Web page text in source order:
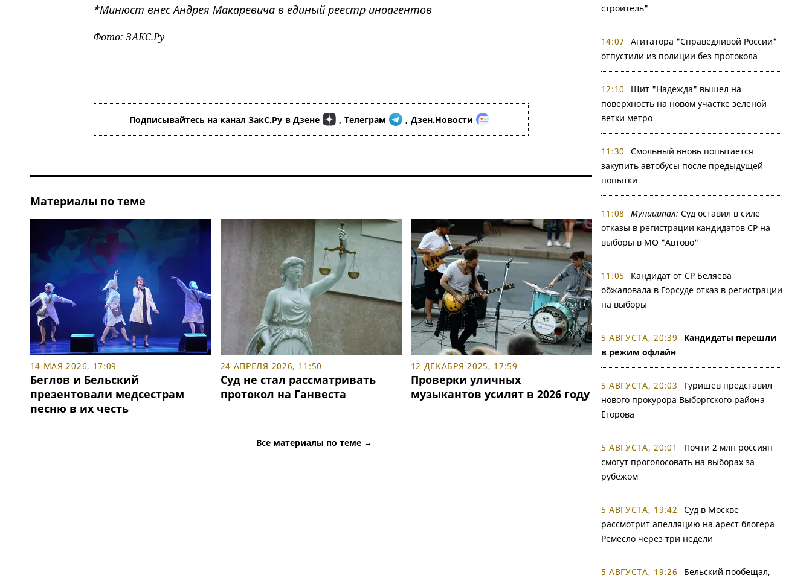
*Минюст внес Андрея Макаревича в единый реестр иноагентов
Фото: ЗАКС.Ру
Подписывайтесь на канал ЗакС.Ру в Дзене , Телеграм , Дзен.Новости
Материалы по теме
14 МАЯ 2026, 17:09
Беглов и Бельский
презентовали медсестрам
песню в их честь
24 АПРЕЛЯ 2026, 11:50
Суд не стал рассматривать
протокол на Ганвеста
12 ДЕКАБРЯ 2025, 17:59
Проверки уличных
музыкантов усилят в 2026 году
Все материалы по теме →
строитель"
14:07
Агитатора "Справедливой России"
отпустили из полиции без протокола
12:10
Щит "Надежда" вышел на
поверхность на новом участке зеленой
ветки метро
11:30
Смольный вновь попытается
закупить автобусы после предыдущей
попытки
11:08 Муниципал: Суд оставил в силе
отказы в регистрации кандидатов СР на
выборы в МО "Автово"
11:05
Кандидат от СР Беляева
обжаловала в Горсуде отказ в регистрации
на выборы
5 АВГУСТА, 20:39
Кандидаты перешли
в режим офлайн
5 АВГУСТА, 20:03
Гуришев представил
нового прокурора Выборгского района
Егорова
5 АВГУСТА, 20:01
Почти 2 млн россиян
смогут проголосовать на выборах за
рубежом
5 АВГУСТА, 19:42
Суд в Москве
рассмотрит апелляцию на арест блогера
Ремесло через три недели
5 АВГУСТА, 19:26
Бельский пообещал,